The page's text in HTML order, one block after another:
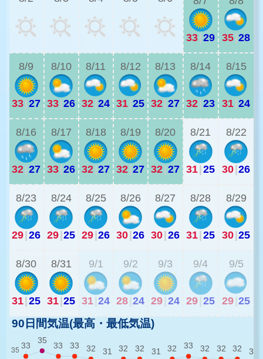
33|29 35|28
8/9
33|27
8/10
33|26
8/11
32|24
8/12
31|25
8/13
32|27
8/14
32|23
8/15
31|24
8/16
32|27
8/17
33|26
8/18
32|27
8/19
32|27
8/20
32|27
8/21
31|25
8/22
30|26
8/23
29|26
8/24
29|25
8/25
29|26
8/26
30|26
8/27
30|26
8/28
31|25
8/29
30|25
8/30
31|25
8/31
31|25
9/1
31 24
9/2
28 24
9/3
29 24
9/4
29 25
9/5
29 25
90日間気温(最高・最低気温)